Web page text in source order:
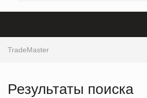
TradeMaster
Результаты поиска